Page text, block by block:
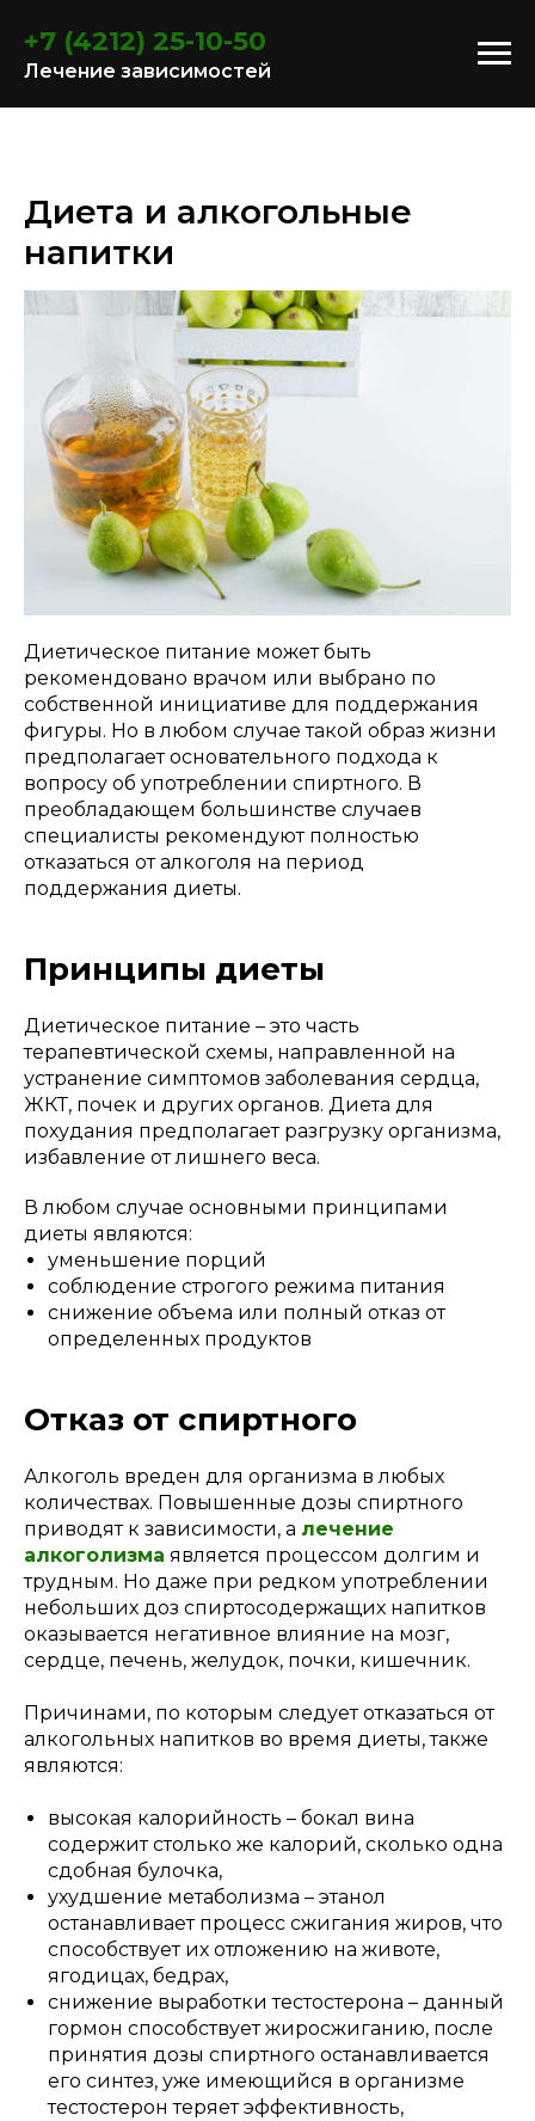
+7 (4212) 25-10-50
Лечение зависимостей
Диета и алкогольные
напитки
Диетическое питание может быть
рекомендовано врачом или выбрано по
собственной инициативе для поддержания
фигуры. Но в любом случае такой образ жизни
предполагает основательного подхода к
вопросу об употреблении спиртного. В
преобладающем большинстве случаев
специалисты рекомендуют полностью
отказаться от алкоголя на период
поддержания диеты.
Принципы диеты
Диетическое питание – это часть
терапевтической схемы, направленной на
устранение симптомов заболевания сердца,
ЖКТ, почек и других органов. Диета для
похудания предполагает разгрузку организма,
избавление от лишнего веса.
В любом случае основными принципами
диеты являются:
уменьшение порций
соблюдение строгого режима питания
снижение объема или полный отказ от
определенных продуктов
Отказ от спиртного
Алкоголь вреден для организма в любых
количествах. Повышенные дозы спиртного
приводят к зависимости, а лечение
алкоголизма является процессом долгим и
трудным. Но даже при редком употреблении
небольших доз спиртосодержащих напитков
оказывается негативное влияние на мозг,
сердце, печень, желудок, почки, кишечник.
Причинами, по которым следует отказаться от
алкогольных напитков во время диеты, также
являются:
высокая калорийность – бокал вина
содержит столько же калорий, сколько одна
сдобная булочка,
ухудшение метаболизма – этанол
останавливает процесс сжигания жиров, что
способствует их отложению на животе,
ягодицах, бедрах,
снижение выработки тестостерона – данный
гормон способствует жиросжиганию, после
принятия дозы спиртного останавливается
его синтез, уже имеющийся в организме
тестостерон теряет эффективность,